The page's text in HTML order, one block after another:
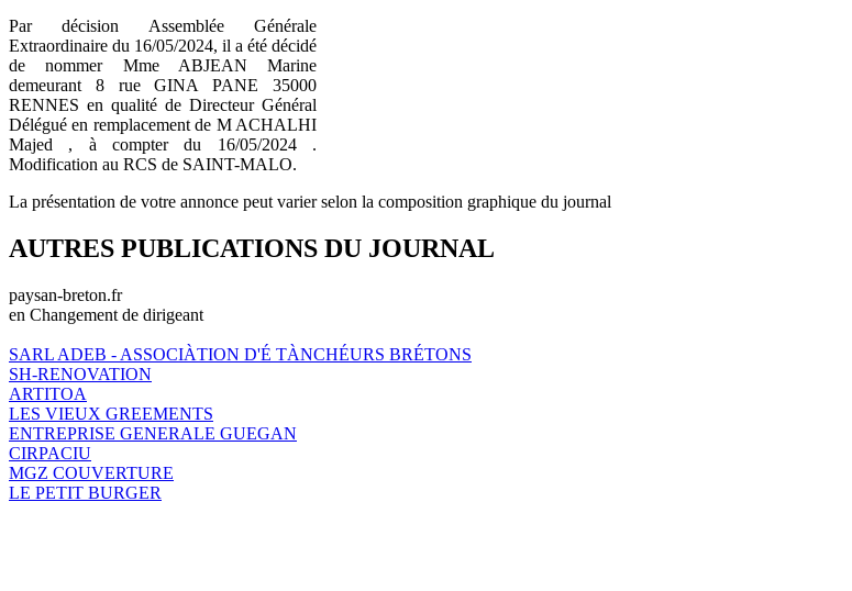
Par décision Assemblée Générale
Extraordinaire du 16/05/2024, il a été décidé
de nommer Mme ABJEAN Marine
demeurant 8 rue GINA PANE 35000
RENNES en qualité de Directeur Général
Délégué en remplacement de M ACHALHI
Majed , à compter du 16/05/2024 .
Modification au RCS de SAINT-MALO.
La présentation de votre annonce peut varier selon la composition graphique du journal
AUTRES PUBLICATIONS DU JOURNAL
paysan-breton.fr
en Changement de dirigeant
SARL ADEB - ASSOCIÀTION D'É TÀNCHÉURS BRÉTONS
SH-RENOVATION
ARTITOA
LES VIEUX GREEMENTS
ENTREPRISE GENERALE GUEGAN
CIRPACIU
MGZ COUVERTURE
LE PETIT BURGER